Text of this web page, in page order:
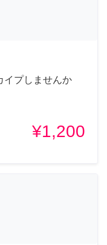
イプしませんか
¥1,200